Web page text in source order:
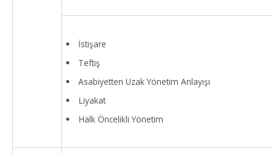
İstişare
Teftiş
Asabiyetten Uzak Yönetim Anlayışı
Liyakat
Halk Öncelikli Yönetim